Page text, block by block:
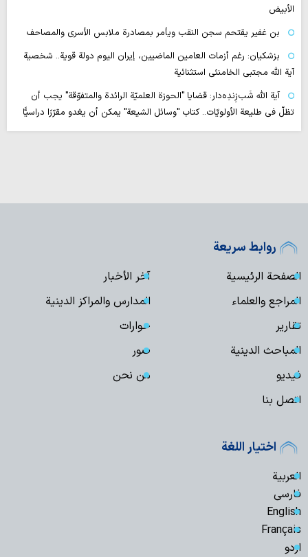
الأبيض
بن غفير يقتحم سجن النقب ويأمر بمصادرة ملابس الأسرى والمصاحف
بزشكيان: رغم أزمات العامين الماضيين، إيران اليوم دولة قوية.. شخصية
آية الله مجتبى الخامنئي استثنائية
آية اللّه شَب‌زِندِه‌دار: قضايا "الحوزة العلميّة الرائدة والمتفوّقة" يجب أن
تظلّ في طليعة الأولويّات.. كتاب "وسائل الشيعة" يمكن أن يغدو مقرّرًا دراسيًّا
روابط سريعة
الصفحة الرئيسية
آخر الأخبار
المراجع والعلماء
المدارس والمراكز الدينية
تقارير
حوارات
المباحث الدينية
صور
فیدیو
من نحن
اتصل بنا
اختيار اللغة
العربية
فارسی
English
Français
اردو